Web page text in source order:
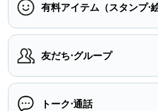
有料アイテム（スタンプ⋅
友だち⋅グループ
トーク⋅通話